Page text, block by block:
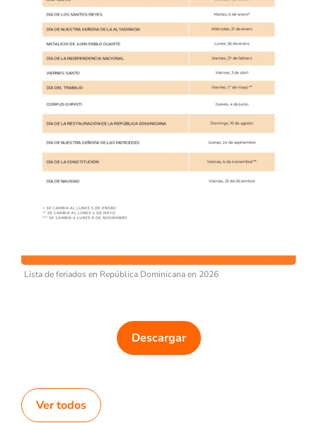
Lista de feriados en República Dominicana en 2026
Descargar
Ver todos